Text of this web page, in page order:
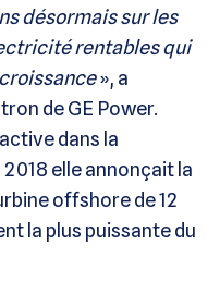
désormais sur les
rentables qui
», a
de GE Power.
dans la
elle annonçait la
offshore de 12
la plus puissante du